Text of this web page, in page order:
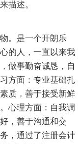
描述。
。是一个开朗乐
的人，一直以来我
做事勤奋诚恳，自
方面：专业基础扎
质，善于接受新鲜
心理方面：自我调
，善于沟通和交
，通过了注册会计